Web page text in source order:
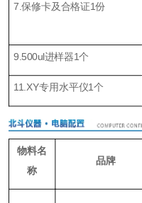
7.保修卡及合格证1份
9.500ul进样器1个
11.XY专用水平仪1个
物料名
称
品牌